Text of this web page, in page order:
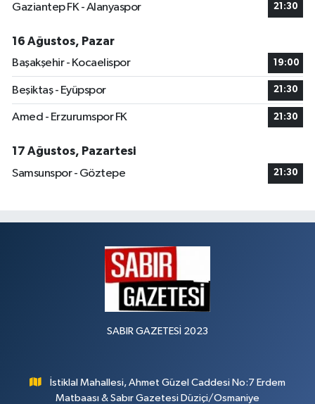
Gaziantep FK - Alanyaspor 21:30
16 Ağustos, Pazar
Başakşehir - Kocaelispor
19:00
Beşiktaş - Eyüpspor 21:30
Amed - Erzurumspor FK 21:30
17 Ağustos, Pazartesi
Samsunspor - Göztepe
21:30
SABIR GAZETESİ 2023
İstiklal Mahallesi, Ahmet Güzel Caddesi No:7 Erdem
Matbaası & Sabır Gazetesi Düziçi/Osmaniye